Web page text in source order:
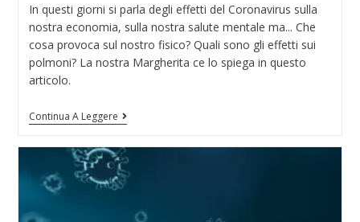
In questi giorni si parla degli effetti del Coronavirus sulla
nostra economia, sulla nostra salute mentale ma... Che
cosa provoca sul nostro fisico? Quali sono gli effetti sui
polmoni? La nostra Margherita ce lo spiega in questo
articolo.
Continua A Leggere